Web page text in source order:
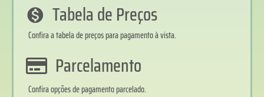
Tabela de Preços
Confira a tabela de preços para pagamento à vista.
Parcelamento
Confira opções de pagamento parcelado.